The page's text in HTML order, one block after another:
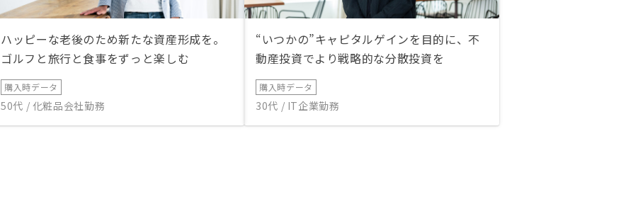
ハッピーな老後のため新たな資産形成を。
ゴルフと旅行と食事をずっと楽しむ
購入時データ
50代 / 化粧品会社勤務
“いつかの”キャピタルゲインを目的に、不
動産投資でより戦略的な分散投資を
購入時データ
30代 / IT企業勤務